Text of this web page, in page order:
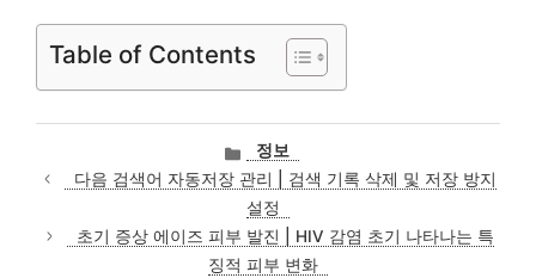
Table of Contents
카
테
고
리
정보
다음 검색어 자동저장 관리 | 검색 기록 삭제 및 저장 방지
설정
초기 증상 에이즈 피부 발진 | HIV 감염 초기 나타나는 특
징적 피부 변화